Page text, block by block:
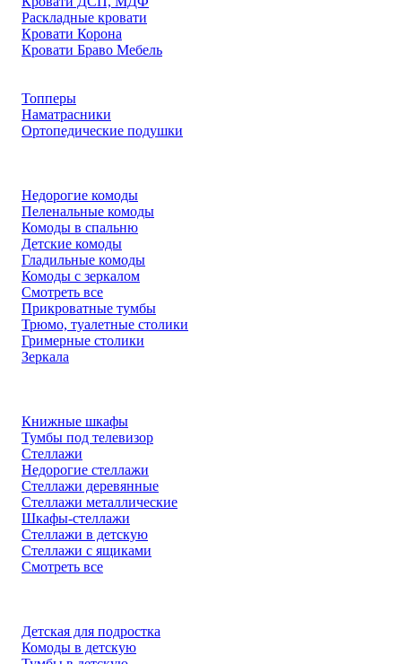
Раскладные кровати
Кровати Корона
Кровати Браво Мебель
Топперы
Наматрасники
Ортопедические подушки
Недорогие комоды
Пеленальные комоды
Комоды в спальню
Детские комоды
Гладильные комоды
Комоды с зеркалом
Смотреть все
Прикроватные тумбы
Трюмо, туалетные столики
Гримерные столики
Зеркала
Книжные шкафы
Тумбы под телевизор
Стеллажи
Недорогие стеллажи
Стеллажи деревянные
Стеллажи металлические
Шкафы-стеллажи
Стеллажи в детскую
Стеллажи с ящиками
Смотреть все
Детская для подростка
Комоды в детскую